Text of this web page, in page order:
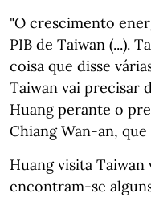
"O crescimento
PIB de Taiwan (...).
coisa que disse
Taiwan vai precisar
Huang perante o
Chiang Wan-an,
Huang visita Taiwan
encontram-se